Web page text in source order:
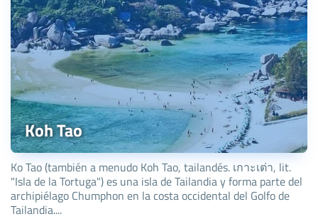
Koh Tao
Ko Tao (también a menudo Koh Tao, tailandés. เกาะเต่า, lit.
"Isla de la Tortuga") es una isla de Tailandia y forma parte del
archipiélago Chumphon en la costa occidental del Golfo de
Tailandia....